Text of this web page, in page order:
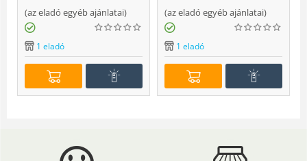
(az eladó egyéb ajánlatai)
1 eladó
(az eladó egyéb ajánlatai)
1 eladó